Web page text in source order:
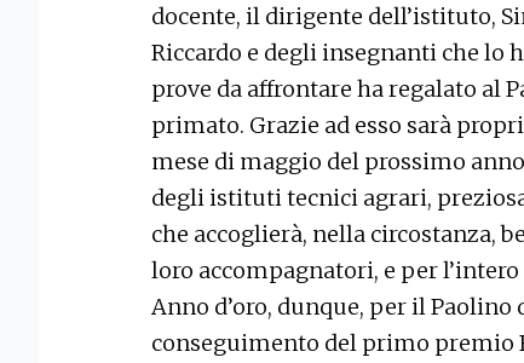
docente, il dirigente dell’istituto,
Riccardo e degli insegnanti che
prove da affrontare ha regalato al
primato. Grazie ad esso sarà
mese di maggio del prossimo
degli istituti tecnici agrari,
che accoglierà, nella circostanza,
loro accompagnatori, e per l’intero
Anno d’oro, dunque, per il Paolino
conseguimento del primo premio